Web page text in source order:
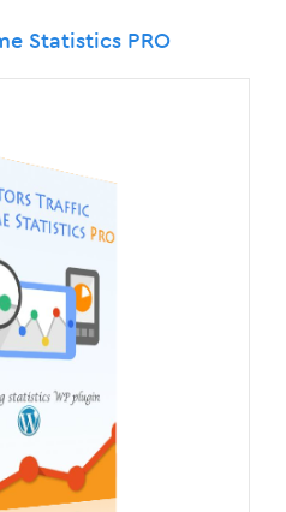
Statistics PRO